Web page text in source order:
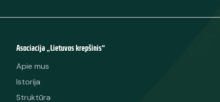
Asociacija „Lietuvos krepšinis“
Apie mus
Istorija
Struktūra